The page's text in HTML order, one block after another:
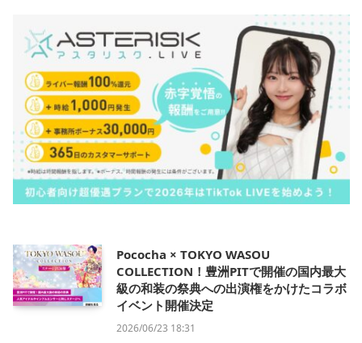
Pococha × TOKYO WASOU
COLLECTION！豊洲PITで開催の国内最大
級の和装の祭典への出演権をかけたコラボ
イベント開催決定
2026/06/23 18:31